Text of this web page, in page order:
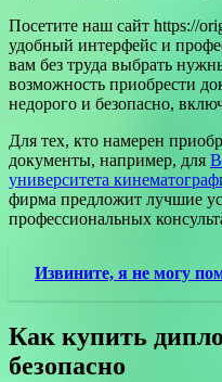
Посетите наш сайт https://
удобный интерфейс и
вам без труда выбрать
возможность приобрести
недорого и безопасно,
Для тех, кто намерен
документы, например, для
университета
фирма предложит лучшие
профессиональных
Извините, я не могу
Как купить
безопасно